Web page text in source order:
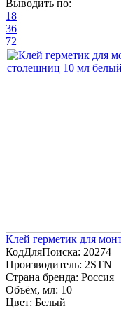
Выводить по:
18
36
72
Клей герметик для
КодДляПоиска: 20274
Производитель: 2STN
Страна бренда: Россия
Объём, мл: 10
Цвет: Белый